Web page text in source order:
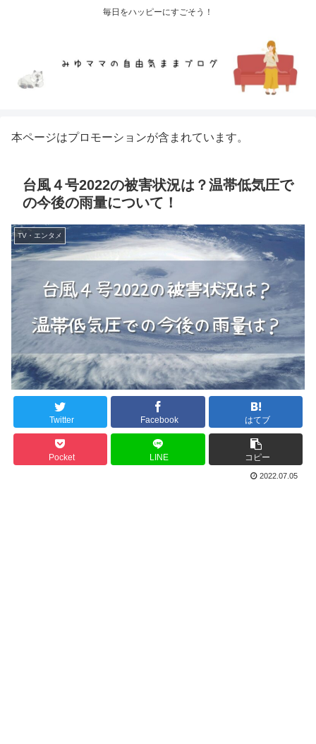
毎日をハッピーにすごそう！
本ページはプロモーションが含まれています。
台風４号2022の被害状況は？温帯低気圧で
の今後の雨量について！
TV・エンタメ
Twitter Facebook はてブ
Pocket LINE コピー
2022.07.05